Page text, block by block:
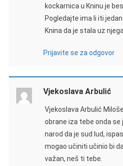
kockarnica u Kninu je
Pogledajte ima li iti
Knina da je stala uz
Prijavite se za odgovor
Vjekoslava Arbulić
Vjekoslava Arbulić
obrane iza tebe onda
narod da je sud lud,
mogao učiniti učinio bi
važan, neš ti tebe.